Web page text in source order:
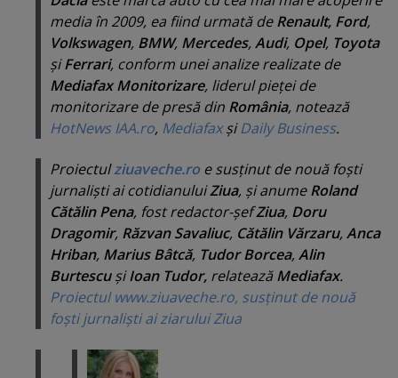
media în 2009, ea fiind urmată deRenault, Ford,
Volkswagen, BMW, Mercedes,Audi, Opel, Toyota
şiFerrari, conform unei analize realizate de
Mediafax Monitorizare, liderul pieţei de
monitorizare de presă din România, notează
HotNews IAA.ro, MediafaxşiDaily Business.
Proiectulziuaveche.ro e susţinut de nouă foşti
jurnalişti ai cotidianuluiZiua, şi anumeRoland
Cătălin Pena, fost redactor-şefZiua, Doru
Dragomir, Răzvan Savaliuc, Cătălin Vărzaru,Anca
Hriban, Marius Bâtcă, Tudor Borcea,Alin
BurtescuşiIoan Tudor, relateazăMediafax.
Proiectul www.ziuaveche.ro, susţinut de nouă
foşti jurnalişti ai ziarului Ziua